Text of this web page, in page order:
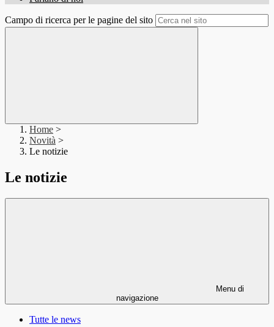
Campo di ricerca per le pagine del sito
Home >
Novità >
Le notizie
Le notizie
Menu di
navigazione
Tutte le news